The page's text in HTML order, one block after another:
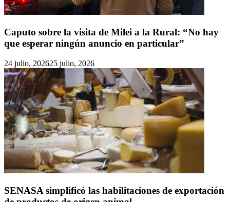
Caputo sobre la visita de Milei a la Rural: “No hay
que esperar ningún anuncio en particular”
24 julio, 202625 julio, 2026
SENASA simplificó las habilitaciones de exportación